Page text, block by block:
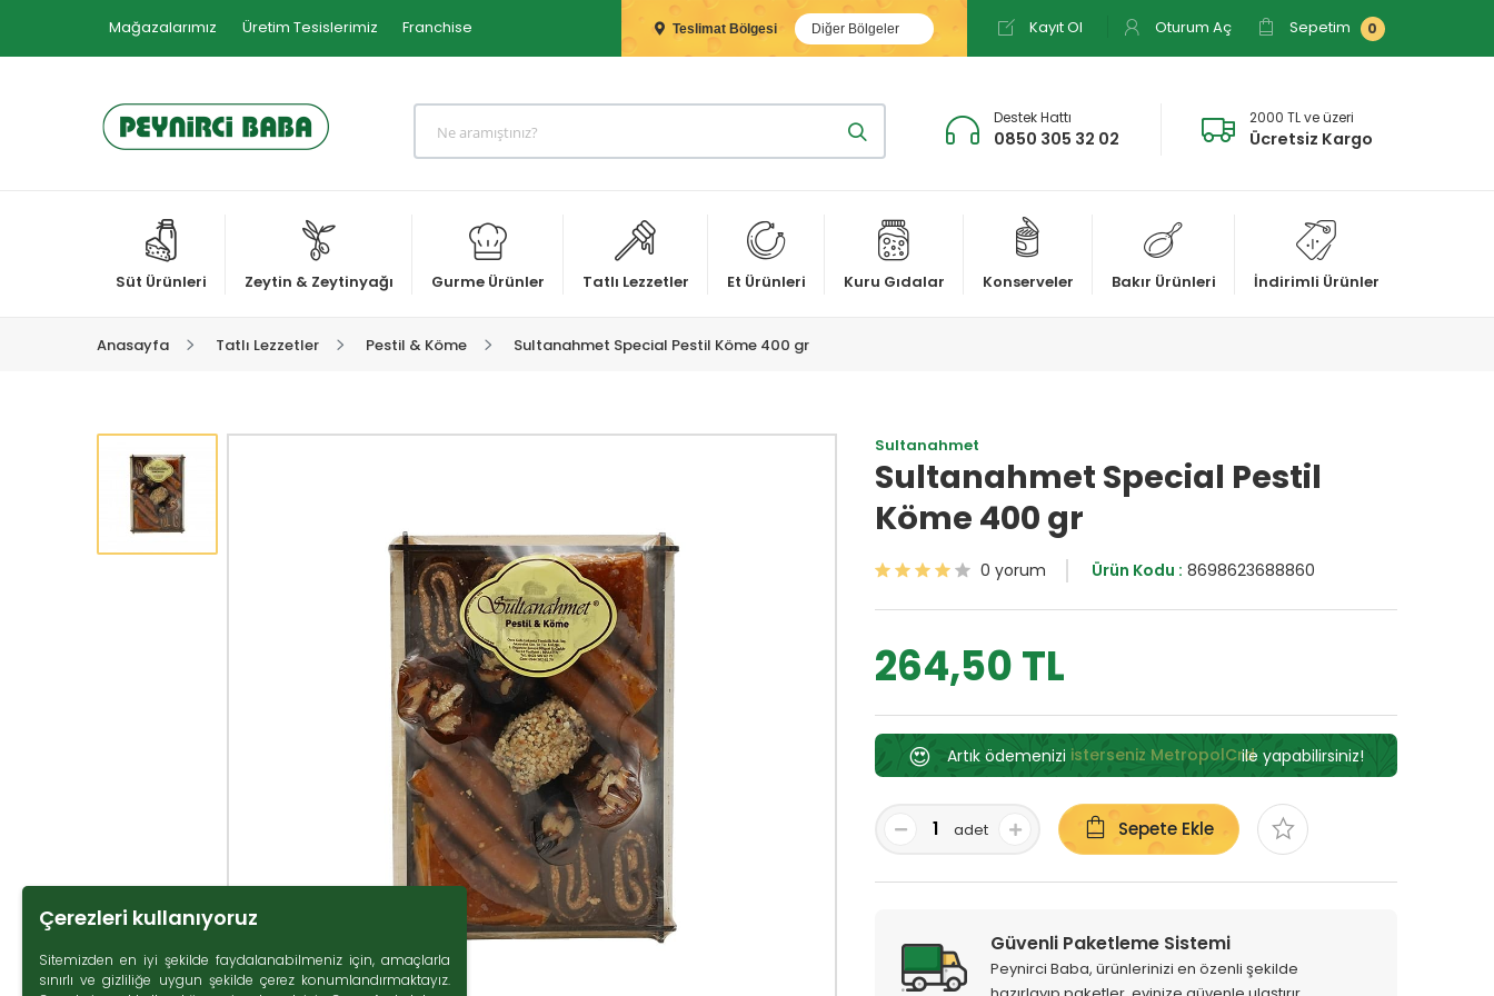
Mağazalarımız Üretim Tesislerimiz Franchise Teslimat Bölgesi Diğer Bölgeler Kayıt Ol Oturum Aç Sepetim 0
Destek Hattı
0850 305 32 02
2000 TL ve üzeri
Ücretsiz Kargo
Süt Ürünleri Zeytin & Zeytinyağı Gurme Ürünler Tatlı Lezzetler Et Ürünleri Kuru Gıdalar Konserveler Bakır Ürünleri İndirimli Ürünler
Anasayfa Tatlı Lezzetler Pestil & Köme Sultanahmet Special Pestil Köme 400 gr
Sultanahmet
Sultanahmet Special Pestil
Köme 400 gr
0 yorum Ürün Kodu : 8698623688860
264,50 TL
😍 Artık ödemenizi isterseniz MetropolCrdile yapabilirsiniz!
adet Sepete Ekle
Güvenli Paketleme Sistemi
Peynirci Baba, ürünlerinizi en özenli şekilde
Çerezleri kullanıyoruz
Sitemizden en iyi şekilde faydalanabilmeniz için, amaçlarla
sınırlı ve gizliliğe uygun şekilde çerez konumlandırmaktayız.